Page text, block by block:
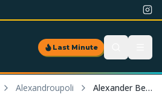
Last Minute
Alexandroupoli Alexander Beach Hotel&Spa